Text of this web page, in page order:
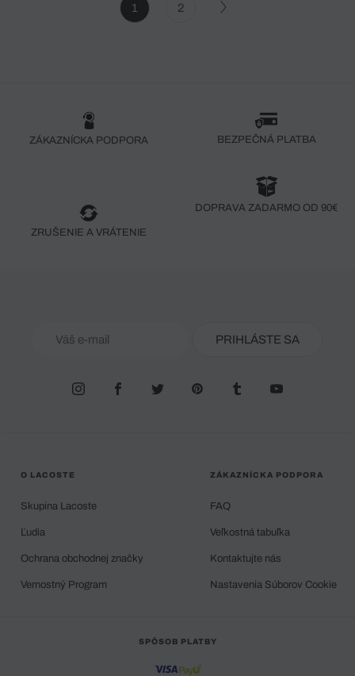
1 2
ZÁKAZNÍCKA PODPORA BEZPEČNÁ PLATBA
ZRUŠENIE A VRÁTENIE
DOPRAVA ZADARMO OD 90€
PRIHLÁSTE SA
O LACOSTE
Skupina Lacoste
Ľudia
Ochrana obchodnej značky
Vernostný Program
ZÁKAZNÍCKA PODPORA
FAQ
Veľkostná tabuľka
Kontaktujte nás
Nastavenia Súborov Cookie
SPÔSOB PLATBY